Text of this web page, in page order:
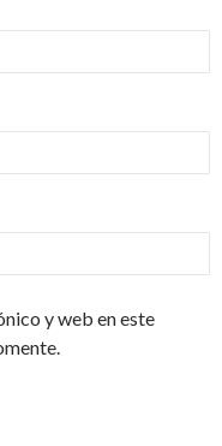
y web en este